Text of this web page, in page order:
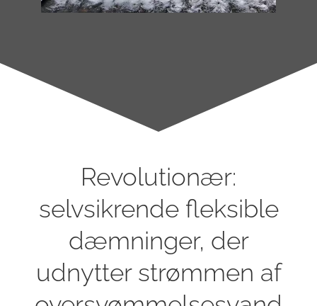
Revolutionær:
selvsikrende fleksible
dæmninger, der
udnytter strømmen af